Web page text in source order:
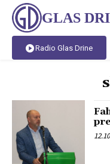
GLAS
Radio Glas Drine